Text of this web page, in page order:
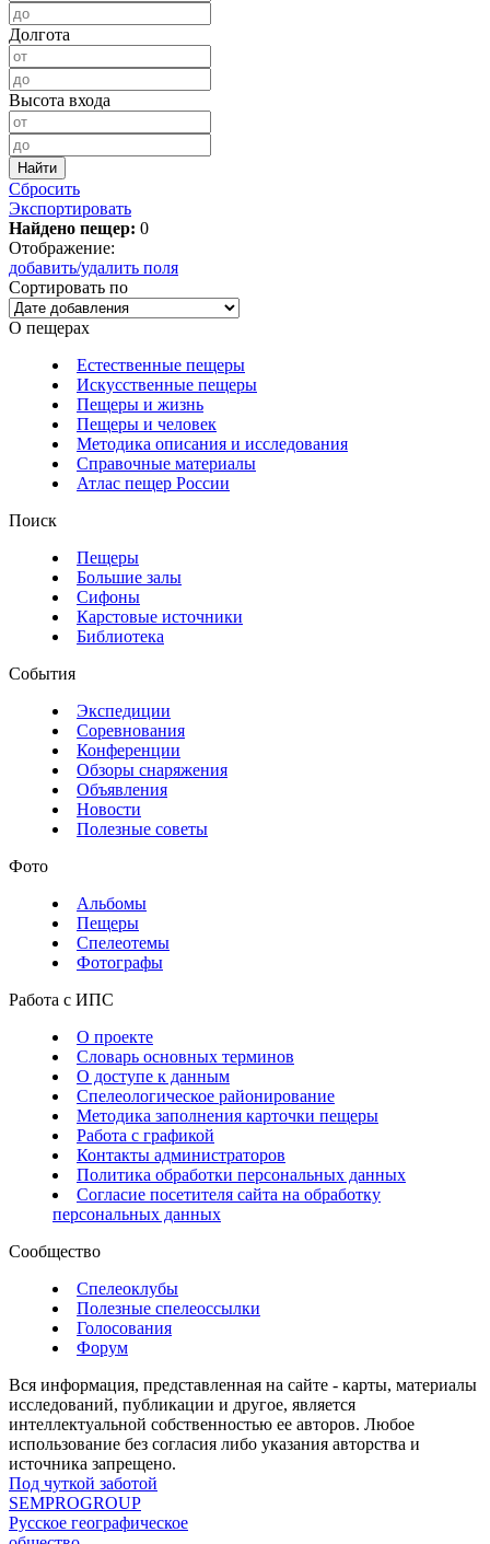
Долгота
Высота входа
Сбросить
Экспортировать
Найдено пещер: 0
Отображение:
добавить/удалить поля
Сортировать по
О пещерах
Естественные пещеры
Искусственные пещеры
Пещеры и жизнь
Пещеры и человек
Методика описания и исследования
Справочные материалы
Атлас пещер России
Поиск
Пещеры
Большие залы
Сифоны
Карстовые источники
Библиотека
События
Экспедиции
Соревнования
Конференции
Обзоры снаряжения
Объявления
Новости
Полезные советы
Фото
Альбомы
Пещеры
Спелеотемы
Фотографы
Работа с ИПС
О проекте
Словарь основных терминов
О доступе к данным
Спелеологическое районирование
Методика заполнения карточки пещеры
Работа с графикой
Контакты администраторов
Политика обработки персональных данных
Согласие посетителя сайта на обработку
персональных данных
Сообщество
Спелеоклубы
Полезные спелеоссылки
Голосования
Форум
Вся информация, представленная на сайте - карты, материалы
исследований, публикации и другое, является
интеллектуальной собственностью ее авторов. Любое
использование без согласия либо указания авторства и
источника запрещено.
Под чуткой заботой
SEMPROGROUP
Русское географическое